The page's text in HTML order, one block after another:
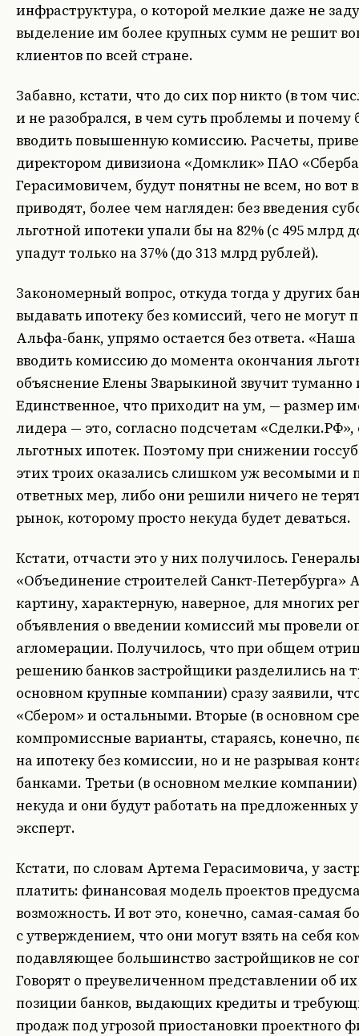
инфраструктура, о которой мелкие даже не
выделение им более крупных сумм не решит
клиентов по всей стране.
Забавно, кстати, что до сих пор никто (в том
и не разобрался, в чем суть проблемы и
вводить повышенную комиссию. Расчеты,
директором дивизиона «Домклик» ПАО
Герасимовичем, будут понятны не всем, но вот
приводят, более чем нагляден: без введения
льготной ипотеки упали бы на 82% (с 495 млрд
упадут только на 37% (до 313 млрд рублей).
Закономерный вопрос, откуда тогда у других
выдавать ипотеку без комиссий, чего не могут
Альфа-банк, упрямо остается без ответа.
вводить комиссию до момента окончания
объяснение Елены Зварыкиной звучит туманно
Единственное, что приходит на ум, — размер
лидера — это, согласно подсчетам «Сделки.РФ»,
льготных ипотек. Поэтому при снижении
этих троих оказались слишком уж весомыми и
ответных мер, либо они решили ничего не
рынок, которому просто некуда будет деваться.
Кстати, отчасти это у них получилось.
«Объединение строителей Санкт-Петербурга»
картину, характерную, наверное, для многих
объявления о введении комиссий мы провели
агломерации. Получилось, что при общем
решению банков застройщики разделились на
основном крупные компании) сразу заявили,
«Сбером» и остальными. Вторые (в основном
компромиссные варианты, стараясь, конечно,
на ипотеку без комиссии, но и не разрывая
банками. Третьи (в основном мелкие компании)
некуда и они будут работать на предложенных
эксперт.
Кстати, по словам Артема Герасимовича, у
платить: финансовая модель проектов
возможность. И вот это, конечно, самая-самая
с утверждением, что они могут взять на себя
подавляющее большинство застройщиков не
Говорят о преувеличенном представлении об
позиции банков, выдающих кредиты и
продаж под угрозой приостановки проектного